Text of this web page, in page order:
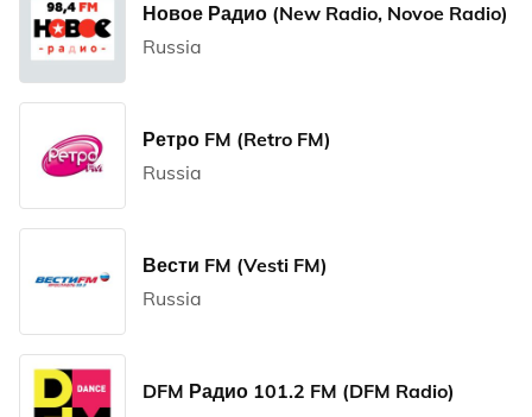
Новое Радио (New Radio, Novoe Radio)
Russia
Ретро FM (Retro FM)
Russia
Вести FM (Vesti FM)
Russia
DFM Радио 101.2 FM (DFM Radio)